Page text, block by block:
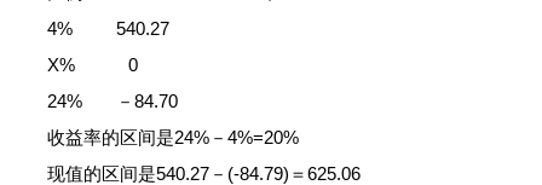
4% 540.27
X% 0
24% －84.70
收益率的区间是24%－4%=20%
现值的区间是540.27－(-84.79)＝625.06